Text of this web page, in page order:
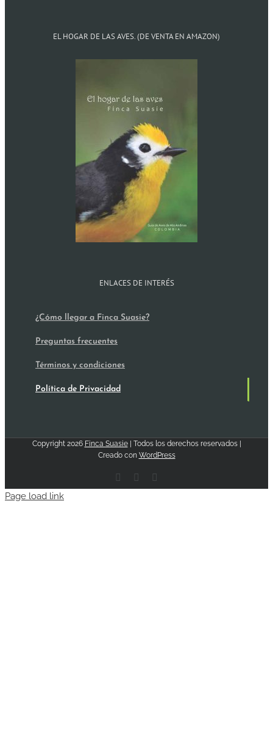
EL HOGAR DE LAS AVES. (DE VENTA EN AMAZON)
ENLACES DE INTERÉS
¿Cómo llegar a Finca Suasie?
Preguntas frecuentes
Términos y condiciones
Política de Privacidad
Copyright 2026 Finca Suasie| Todos los derechos reservados |
Creado con WordPress
Facebook
Email
Page load link